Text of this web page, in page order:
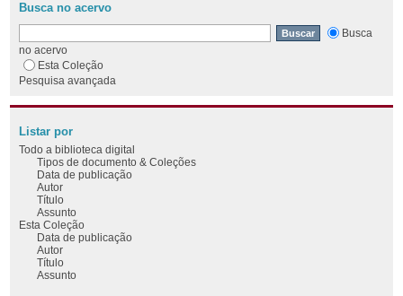
Busca no acervo
Busca
no acervo
Esta Coleção
Pesquisa avançada
Listar por
Todo a biblioteca digital
Tipos de documento & Coleções
Data de publicação
Autor
Título
Assunto
Esta Coleção
Data de publicação
Autor
Título
Assunto